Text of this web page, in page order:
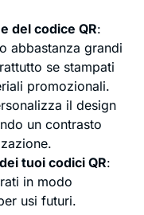
del codice QR:
abbastanza grandi
se stampati
promozionali.
il design
un contrasto
tuoi codici QR:
in modo
usi futuri.